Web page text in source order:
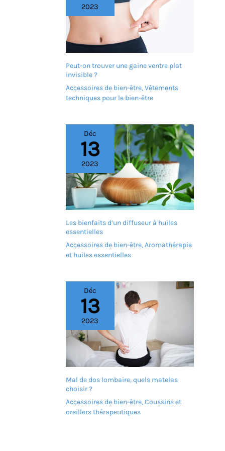
maximale et un confort
total. MATÉRIAU SILICONE
DOUX : La texture
transparente et souple de
ce masque anti-âge
silicone offre un toucher
délicat sans irritation,
hydrater et raffermir les
zones sensibles du buste.
peau nuit à votre routine
beauté pour une
régénération cutanée
efficace pendant votre
sommeil, vous permettant
de vous réveiller avec une
peau visiblement plus
jeune et reposée.
2023
Peut-on trouver une gaine ventre plat
invisible ?
Accessoires de bien-être,Vêtements
techniques pour le bien-être
Déc
13
2023
Les bienfaits d’un diffuseur à huiles
essentielles
Accessoires de bien-être,Aromathérapie
et huiles essentielles
Déc
13
2023
Mal de dos lombaire, quels matelas
choisir ?
Accessoires de bien-être,Coussins et
oreillers thérapeutiques